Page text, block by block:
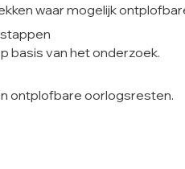
waar mogelijk
basis van het onderzoek.
ontplofbare oorlogsresten.